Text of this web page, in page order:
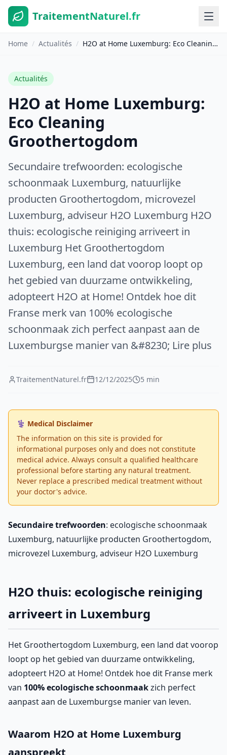
TraitementNaturel.fr
Home / Actualités / H2O at Home Luxemburg: Eco Cleaning Groothertogdom
Actualités
H2O at Home Luxemburg:
Eco Cleaning
Groothertogdom
Secundaire trefwoorden: ecologische
schoonmaak Luxemburg, natuurlijke
producten Groothertogdom, microvezel
Luxemburg, adviseur H2O Luxemburg H2O
thuis: ecologische reiniging arriveert in
Luxemburg Het Groothertogdom
Luxemburg, een land dat voorop loopt op
het gebied van duurzame ontwikkeling,
adopteert H2O at Home! Ontdek hoe dit
Franse merk van 100% ecologische
schoonmaak zich perfect aanpast aan de
Luxemburgse manier van &#8230; Lire plus
TraitementNaturel.fr 12/12/2025 5 min
⚕️ Medical Disclaimer
The information on this site is provided for
informational purposes only and does not constitute
medical advice. Always consult a qualified healthcare
professional before starting any natural treatment.
Never replace a prescribed medical treatment without
your doctor's advice.
Secundaire trefwoorden: ecologische schoonmaak
Luxemburg, natuurlijke producten Groothertogdom,
microvezel Luxemburg, adviseur H2O Luxemburg
H2O thuis: ecologische reiniging
arriveert in Luxemburg
Het Groothertogdom Luxemburg, een land dat voorop
loopt op het gebied van duurzame ontwikkeling,
adopteert H2O at Home! Ontdek hoe dit Franse merk
van 100% ecologische schoonmaakzich perfect
aanpast aan de Luxemburgse manier van leven.
Waarom H2O at Home Luxemburg
aanspreekt